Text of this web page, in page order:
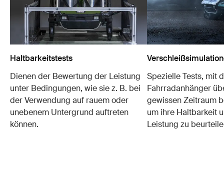
Haltbarkeitstests
Dienen der Bewertung der Leistung
unter Bedingungen, wie sie z. B. bei
der Verwendung auf rauem oder
unebenem Untergrund auftreten
können.
Spezielle Tests, mit
Fahrradanhänger
gewissen Zeitraum
um ihre Haltbarkeit
Leistung zu